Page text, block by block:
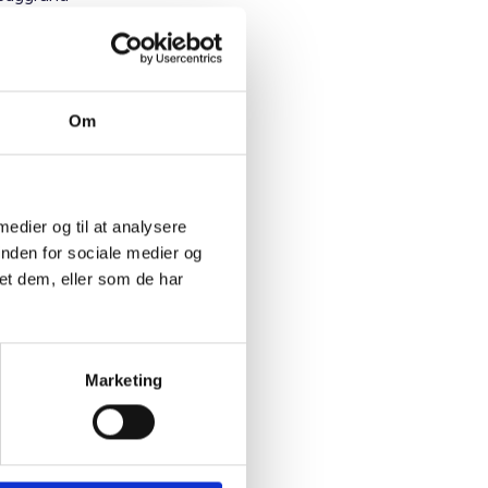
Om
og til at analysere
for sociale medier og
dem, eller som de har
Marketing
85,
er
anvist